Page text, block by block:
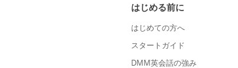
はじめる前に
はじめての方へ
スタートガイド
DMM英会話の強み